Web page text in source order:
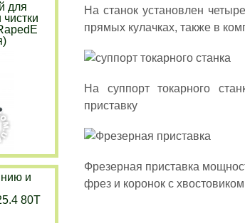
На станок установлен
прямых кулачках, также в
На суппорт токарного
приставку
Фрезерная приставка
фрез и коронок с
для
и
80T